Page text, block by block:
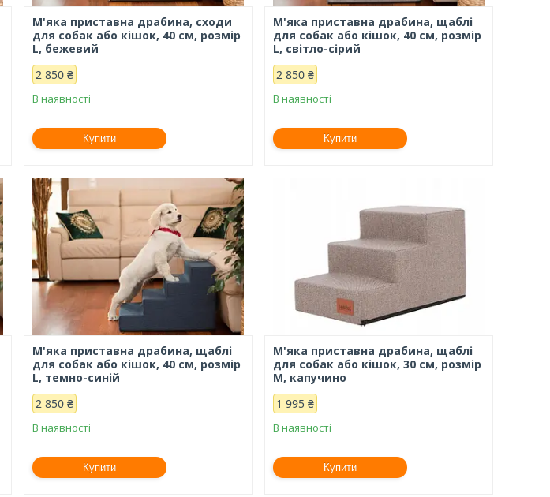
М'яка приставна драбина, сходи
для собак або кішок, 40 см, розмір
L, бежевий
2 850 ₴
В наявності
Купити
М'яка приставна драбина, щаблі
для собак або кішок, 40 см, розмір
L, світло-сірий
2 850 ₴
В наявності
Купити
М'яка приставна драбина, щаблі
для собак або кішок, 40 см, розмір
L, темно-синій
2 850 ₴
В наявності
Купити
М'яка приставна драбина, щаблі
для собак або кішок, 30 см, розмір
М, капучино
1 995 ₴
В наявності
Купити